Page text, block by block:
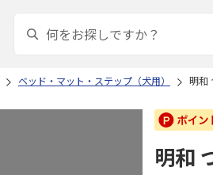
ベッド・マット・ステップ（犬用） 明和
明和